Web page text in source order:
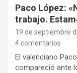
Paco López:
trabajo.
19 de septiembre
4 comentarios
El valenciano
compareció ante